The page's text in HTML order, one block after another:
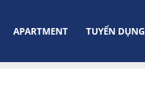
APARTMENT TUYỂN DỤNG